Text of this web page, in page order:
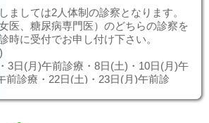
ましては2人体制の診察となります。
医、糖尿病専門医）のどちらの診察を
時に受付でお申し付け下さい。
3日(月)午前診療・8日(土)・10日(月)午
前診療・22日(土)・23日(月)午前診